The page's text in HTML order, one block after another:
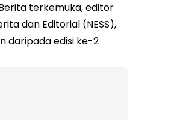
terkemuka, editor
dan Editorial (NESS),
daripada edisi ke-2